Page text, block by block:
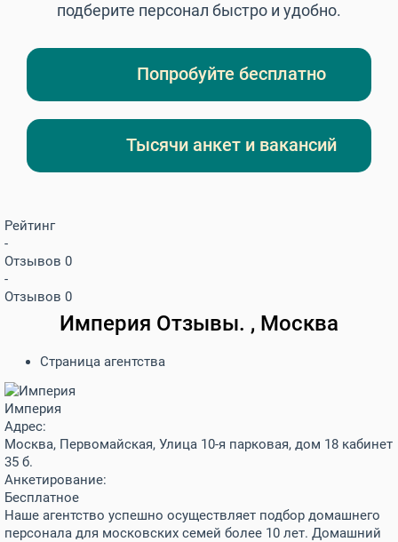
подберите персонал быстро и удобно.
Попробуйте бесплатно
Тысячи анкет и вакансий
Рейтинг
-
Отзывов 0
-
Отзывов 0
Империя Отзывы. , Москва
Страница агентства
Империя
Адрес:
Москва, Первомайская, Улица 10-я парковая, дом 18 кабинет
35 б.
Анкетирование:
Бесплатное
Наше агентство успешно осуществляет подбор домашнего
персонала для московских семей более 10 лет. Домашний